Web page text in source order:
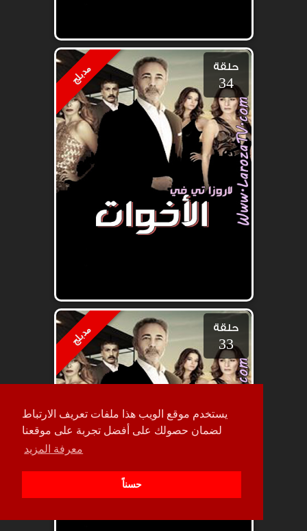
يستخدم موقع الويب هذا ملفات تعريف الارتباط
لضمان حصولك على أفضل تجربة على موقعنا
معرفة المزيد
حسناً
مدبلج حلقة
34
مدبلج حلقة
33